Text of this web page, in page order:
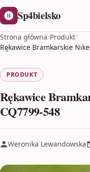
Sp4bielsko
Strona główna/Produkt/
Rękawice Bramkarskie
PRODUKT
Rękawice
CQ7799-548
Weronika Lewandowska